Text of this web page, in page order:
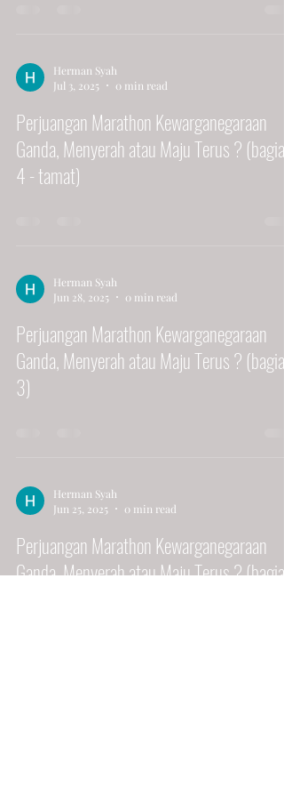
Herman Syah
Jul 3, 2025
0 min read
Perjuangan Marathon Kewarganegaraan
Ganda, Menyerah atau Maju Terus ? (bagian
4 - tamat)
Herman Syah
Jun 28, 2025
0 min read
Perjuangan Marathon Kewarganegaraan
Ganda, Menyerah atau Maju Terus ? (bagian
3)
Herman Syah
Jun 25, 2025
0 min read
Perjuangan Marathon Kewarganegaraan
Ganda, Menyerah atau Maju Terus ? (bagian